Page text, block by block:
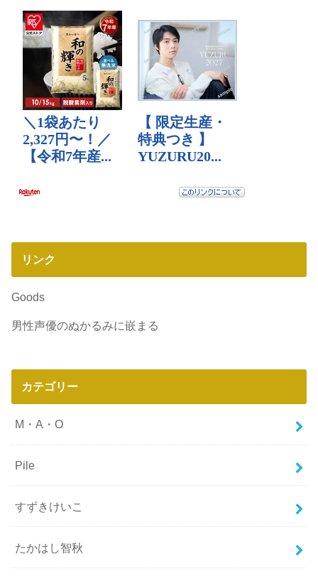
リンク
Goods
男性声優のぬかるみに嵌まる
カテゴリー
M・A・O
Pile
すずきけいこ
たかはし智秋